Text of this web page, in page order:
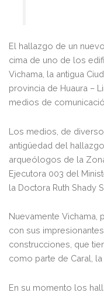
El hallazgo de un
cima de uno de los
Vichama, la antigua
provincia de Huaura –
medios de
Los medios, de
antigüedad del
arqueólogos de la
Ejecutora 003 del
la Doctora Ruth Shady
Nuevamente Vichama,
con sus
construcciones, que
como parte de Caral,
En su momento los